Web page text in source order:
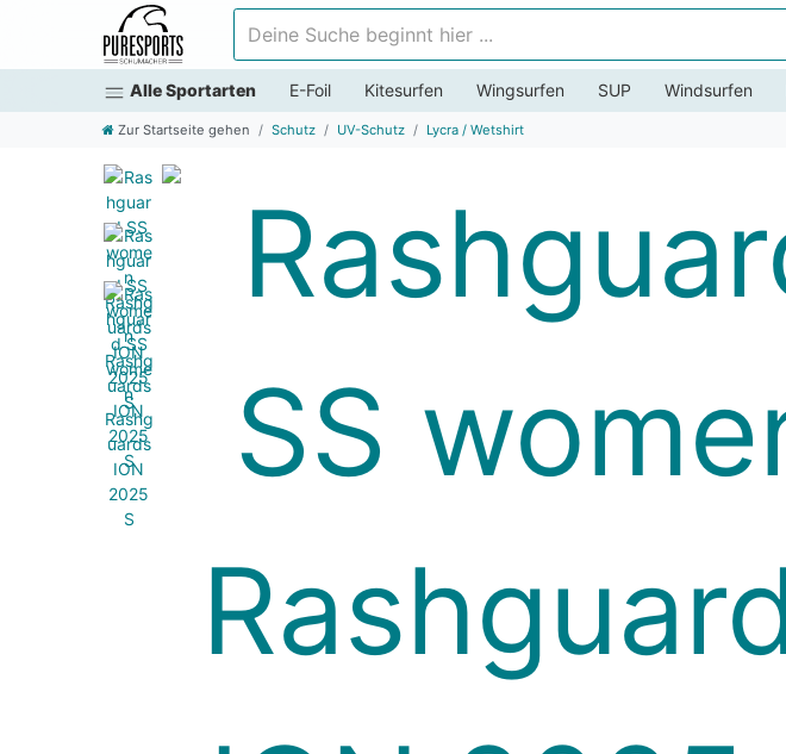
Alle Sportarten E-Foil Kitesurfen Wingsurfen SUP Windsurfen
Zur Startseite gehen Schutz UV-Schutz Lycra / Wetshirt